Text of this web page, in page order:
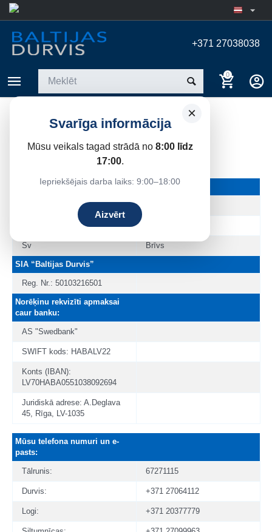
+371 27038038
0
×
Svarīga informācija
Mūsu veikals tagad strādā no 8:00 līdz
17:00.
Iepriekšējais darba laiks: 9:00–18:00
Aizvērt
Darba Laiki
Sv Brīvs
SIA “Baltijas Durvis”
Reg. Nr.: 50103216501
Norēķinu rekvizīti apmaksai
caur banku:
AS "Swedbank"
SWIFT kods: HABALV22
Konts (IBAN):
LV70HABA0551038092694
Juridiskā adrese: A.Deglava
45, Rīga, LV-1035
Mūsu telefona numuri un e-
pasts:
Tālrunis: 67271115
Durvis: +371 27064112
Logi: +371 20377779